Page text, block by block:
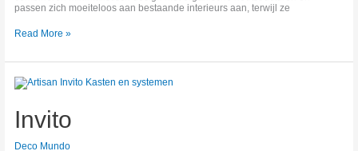
passen zich moeiteloos aan bestaande interieurs aan, terwijl ze
Read More »
Invito
Deco Mundo
Invito